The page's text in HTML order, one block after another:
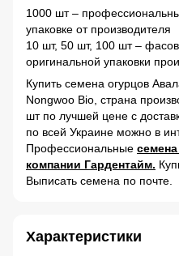
1000 шт –
упаковке от производителя
10 шт, 50 шт, 100 шт –
оригинальной упаковки
Купить семена огурцов
Nongwoo Bio, страна
шт по лучшей цене с
по всей Украине можно в
Профессиональные
компании Гардентайм.
Выписать семена по почте.
Характеристики